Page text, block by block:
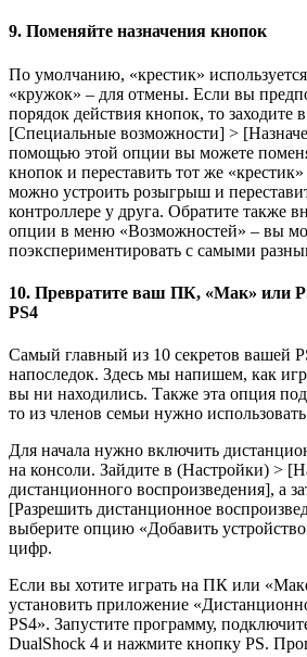
9. Поменяйте назначения кнопок
По умолчанию, «крестик»
«кружок» – для отмены. Если вы
порядок действия кнопок, то заходите
[Специальные возможности] >
помощью этой опции вы можете
кнопок и переставить тот же
можно устроить розыгрыш и
контроллере у друга. Обратите также
опции в меню «Возможностей» – вы
поэкспериментировать с самыми
10. Превратите ваш ПК, «Мак» или
PS4
Самый главный из 10 секретов вашей
напоследок. Здесь мы напишем, как
вы ни находились. Также эта опция
то из членов семьи нужно
Для начала нужно включить
на консоли. Зайдите в (Настройки) >
дистанционного воспроизведения], а
[Разрешить дистанционное
выберите опцию «Добавить
цифр.
Если вы хотите играть на ПК или
установить приложение
PS4». Запустите программу,
DualShock 4 и нажмите кнопку PS.